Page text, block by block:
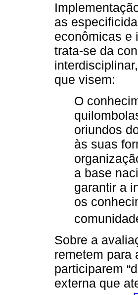
as
econômicas e
trata-se da
que visem:
O
oriundos
às suas
a base
garantir a
os
Sobre a
remetem para
participarem
externa que